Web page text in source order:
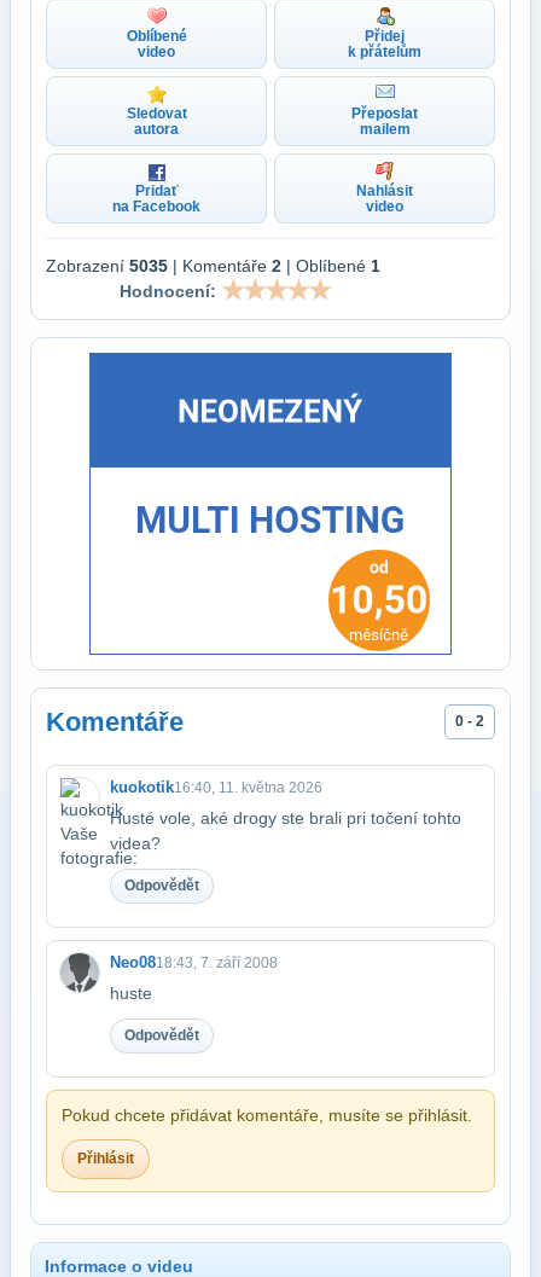
Oblíbené
video
Přidej
k přátelům
Sledovat
autora
Přeposlat
mailem
Pridať
na Facebook
Nahlásit
video
Zobrazení 5035 | Komentáře 2 | Oblíbené 1
Hodnocení:
Komentáře 0 - 2
kuokotik16:40, 11. května 2026
Husté vole, aké drogy ste brali pri točení tohto
videa?
Odpovědět
Neo0818:43, 7. září 2008
huste
Odpovědět
Pokud chcete přidávat komentáře, musíte se přihlásit.
Přihlásit
Informace o videu